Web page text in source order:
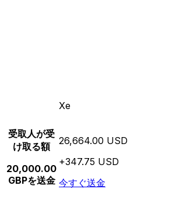
Xe
受取人が受
け取る額
20,000.00
GBPを送金
26,664.00 USD
+347.75 USD
今すぐ送金